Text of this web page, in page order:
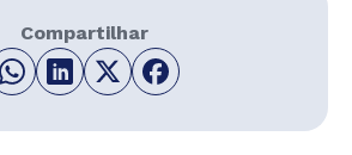
Compartilhar